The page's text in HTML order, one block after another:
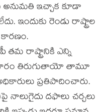
అనుమ‌తి ఇచ్చాక కూడా
ఇందుకు రెండు రాష్ట్రాల
కార‌ణం.
త‌మ రాష్ట్రానికి ఎన్ని
దూరం తిరుగుతాయో తామూ
ప్ర‌తిపాదించారు.
నాలుగైదు ద‌ఫాలు చ‌ర్చ‌లు